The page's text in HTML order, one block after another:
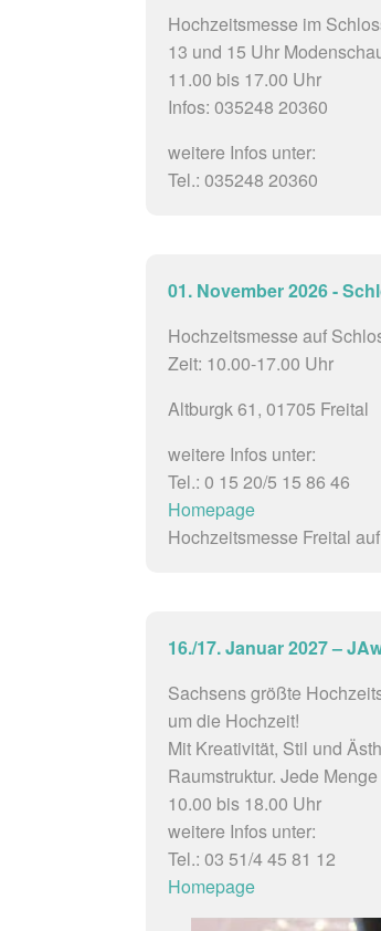
Hochzeitsmesse im
13 und 15 Uhr
11.00 bis 17.00 Uhr
Infos: 035248 20360
weitere Infos unter:
Tel.: 035248 20360
01. November 2026 -
Hochzeitsmesse auf
Zeit: 10.00-17.00 Uhr
Altburgk 61, 01705 Freital
weitere Infos unter:
Tel.: 0 15 20/5 15 86 46
Homepage
Hochzeitsmesse Freital auf
16./17. Januar 2027 –
Sachsens größte
um die Hochzeit!
Mit Kreativität, Stil und
Raumstruktur. Jede
10.00 bis 18.00 Uhr
weitere Infos unter:
Tel.: 03 51/4 45 81 12
Homepage